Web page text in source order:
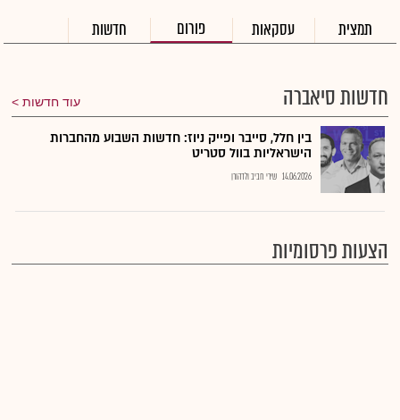
תמצית עסקאות פורום חדשות
חדשות סיאברה עוד חדשות
בין חלל, סייבר ופייק ניוז: חדשות השבוע מהחברות
הישראליות בוול סטריט
14.06.2026 שירי חביב ולדהורן
הצעות פרסומיות